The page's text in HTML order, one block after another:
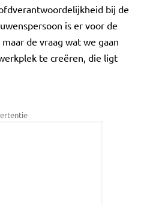
bij de
is er voor de
de vraag wat we gaan
te creëren, die ligt